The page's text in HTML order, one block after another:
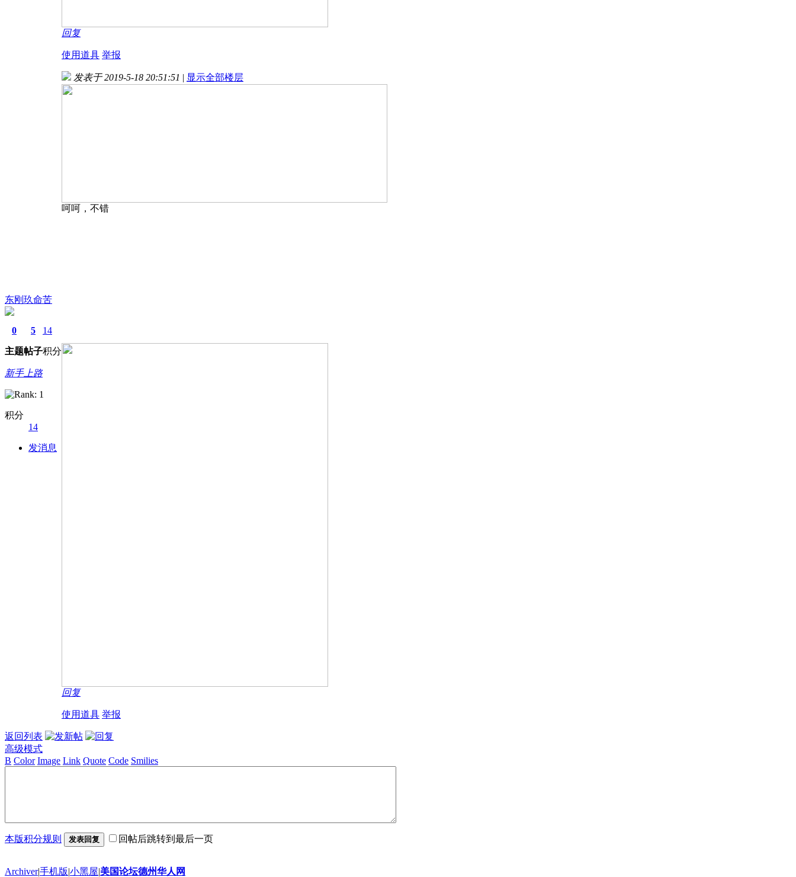
回复
使用道具 举报
东刚玖命苦
0
主题
5
帖子
14
积分
新手上路
积分
14
发消息
发表于 2019-5-18 20:51:51 | 显示全部楼层
呵呵，不错
回复
使用道具 举报
返回列表
高级模式
B Color Image Link Quote Code Smilies
本版积分规则 发表回复 回帖后跳转到最后一页
Archiver|手机版|小黑屋|美国论坛德州华人网